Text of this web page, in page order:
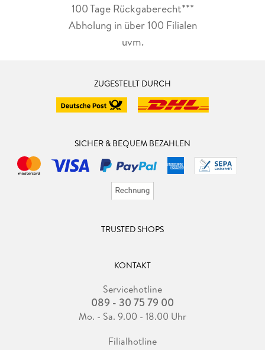
100 Tage Rückgaberecht***
Abholung in über 100 Filialen
uvm.
ZUGESTELLT DURCH
SICHER & BEQUEM BEZAHLEN
TRUSTED SHOPS
KONTAKT
Servicehotline
089 - 30 75 79 00
Mo. - Sa. 9.00 - 18.00 Uhr
Filialhotline